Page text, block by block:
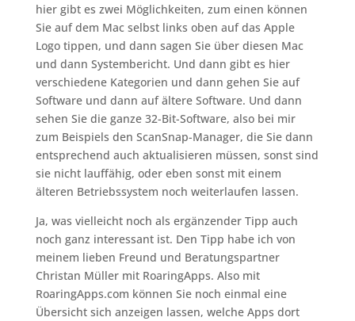
hier gibt es zwei Möglichkeiten, zum einen können
Sie auf dem Mac selbst links oben auf das Apple
Logo tippen, und dann sagen Sie über diesen Mac
und dann Systembericht. Und dann gibt es hier
verschiedene Kategorien und dann gehen Sie auf
Software und dann auf ältere Software. Und dann
sehen Sie die ganze 32-Bit-Software, also bei mir
zum Beispiels den ScanSnap-Manager, die Sie dann
entsprechend auch aktualisieren müssen, sonst sind
sie nicht lauffähig, oder eben sonst mit einem
älteren Betriebssystem noch weiterlaufen lassen.
Ja, was vielleicht noch als ergänzender Tipp auch
noch ganz interessant ist. Den Tipp habe ich von
meinem lieben Freund und Beratungspartner
Christan Müller mit RoaringApps. Also mit
RoaringApps.com können Sie noch einmal eine
Übersicht sich anzeigen lassen, welche Apps dort